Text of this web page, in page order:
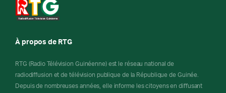
À propos de RTG
RTG (Radio Télévision Guinéenne) est le réseau national de
radiodiffusion et de télévision publique de la République de Guinée.
Depuis de nombreuses années, elle informe les citoyens en diffusant